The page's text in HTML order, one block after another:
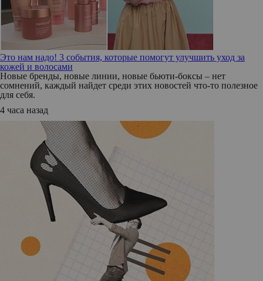
Это нам надо! 3 события, которые помогут улучшить уход за
кожей и волосами
Новые бренды, новые линии, новые бьюти-боксы – нет
сомнений, каждый найдет среди этих новостей что-то полезное
для себя.
4 часа назад